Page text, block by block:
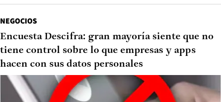
NEGOCIOS
Encuesta Descifra: gran mayoría siente que no
tiene control sobre lo que empresas y apps
hacen con sus datos personales